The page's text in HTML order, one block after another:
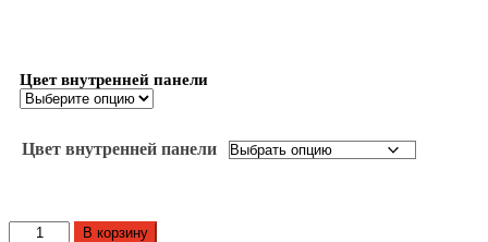
Цвет внутренней панели
Цвет внутренней панели
КоличествоВ корзину